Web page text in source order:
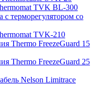
TVK BL-300
терморегулятором со
TVK-210
Thermo FreezeGuard 15
Thermo FreezeGuard 25
Nelson Limitrace